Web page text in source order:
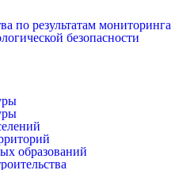
по результатам мониторинга
безопасности
образований